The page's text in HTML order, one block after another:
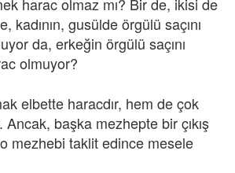
kadının, gusülde örgülü saçını
da, erkeğin örgülü saçını
olmuyor?
elbette haracdır, hem de çok
başka mezhepte bir çıkış
mezhebi taklit edince mesele